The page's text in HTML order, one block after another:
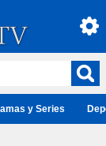
y Series